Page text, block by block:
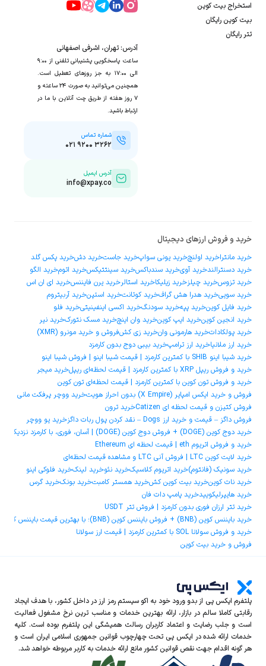
استخراج بیت کوین
بیت کوین رایگان
تتر رایگان
آدرس: تهران، اشرفی اصفهانی
ساعت پاسخگویی پشتیبانی تلفنی از ۹:۰۰
الی ۱۷:۰۰ به جز روزهای تعطیل است.
همچنین می‌توانید به صورت ۲۴ ساعته و
۷ روز هفته از طریق چت آنلاین با ما در
ارتباط باشید.
شماره تماس
۰۲۱ ۹۲۰۰ ۳۲۶۲
آدرس ایمیل
info@xpay.co
خرید و فروش ارزهای دیجیتال
خرید مانتراخرید اولنچخرید یونی سواپخرید جاستخرید دشخرید پکس گلد
خرید دسنترالندخرید آویخرید سندباکسخرید سینتتیکسخرید اتومخرید الگو
خرید تزوسخرید چیلزخرید زیلیکاخرید استالرخرید یرن فایننسخرید ای ان اس
خرید سوییخرید هدرا هش گرافخرید کوتانتخرید استپنخرید آربیتروم
خرید فایل کوینخرید پپهخرید سودنگخرید اکسی اینفینیتیخرید فلو
خرید انجین کوینخرید ایپ کوینخرید وان اینچخرید مسک نتورکخرید نیر
خرید پولکاداتخرید هارمونی وانخرید زی کشفروش و خرید مونرو (XMR)
خرید ارز ملانیاخرید ارز ترامپخرید بیبی دوج بدون کارمزد
خرید شیبا اینو SHIB با کمترین کارمزد | قیمت شیبا اینو | فروش شیبا اینو
خرید و فروش ریپل XRP با کمترین کارمزد | قیمت لحظه‌ای ریپل
خرید میجر
خرید و فروش تون کوین با کمترین کارمزد | قیمت لحظه‌ای تون کوین
فروش و خرید ایکس امپایر (X Empire) بدون احراز هویت
خرید ووچر پرفکت مانی
فروش کتیزن و قیمت لحظه ای Catizen
خرید ترون
فروش داگز – قیمت و خرید ارز Dogs – نقد کردن پول ربات داگز
خرید یو ووچر
خرید دوج ‌کوین (DOGE) + فروش دوج ‌کوین (DOGE) | آسان، فوری، با کارمزد نزدیک به صفر
خرید و فروش اتریوم eth | قیمت لحظه ای Ethereum
خرید لایت کوین LTC | فروش آنی LTC و مشاهده قیمت لحظه‌ای
خرید سونیک (فانتوم)خرید اتریوم کلاسیکخرید نئوخرید لینکخرید فلوکی اینو
خرید نات کوینخرید بیت کوین کشخرید همستر کامبتخرید بونکخرید گرس
خرید هایپرلیکوییدخرید پامپ دات فان
خرید تتر ارزان فوری بدون کارمزد | فروش تتر USDT
خرید بایننس کوین (BNB) + فروش بایننس کوین (BNB)؛ با بهترین قیمت بایننس کوین و کمترین کارمزد
خرید و فروش سولانا SOL با کمترین کارمزد | قیمت ارز سولانا
فروش و خرید بیت کوین
پلتفرم ایکس‌ پی از بدو ورود خود به اکو سیستم رمز ارز در داخل کشور، با هدف ایجاد
رقابتی کاملا سالم در بازار، ارائه بهترین خدمات و مناسب ترین نرخ مشغول فعالیت
است و جلب رضایت و اعتماد کاربران رسالت همیشگی این پلتفرم بوده است. کلیه
خدمات ارائه شده در ایکس‌ پی تحت چهارچوب قوانین جمهوری اسلامی ایران است و
هر گونه اقدام جهت نقص قوانین کشور مانع ارائه خدمات به کاربر مربوطه خواهد شد.